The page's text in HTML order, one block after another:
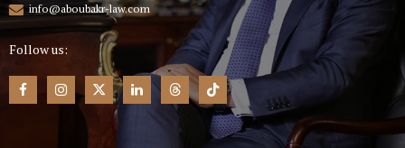
info@aboubakr-law.com
Follow us: